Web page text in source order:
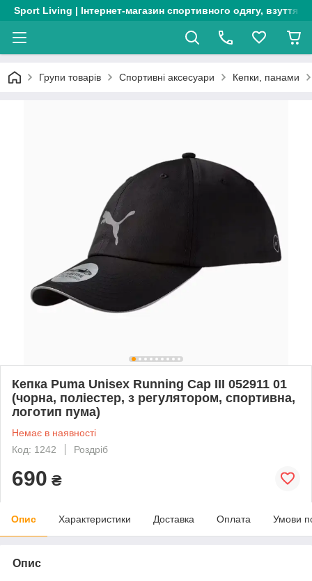
Sport Living | Інтернет-магазин спортивного одягу, взуття
Групи товарів Спортивні аксесуари Кепки, панами
Кепка Puma Unisex Running Cap III 052911 01
(чорна, поліестер, з регулятором, спортивна,
логотип пума)
Немає в наявності
Код: 1242
Роздріб
690 ₴
Опис Характеристики Доставка Оплата Умови
Опис